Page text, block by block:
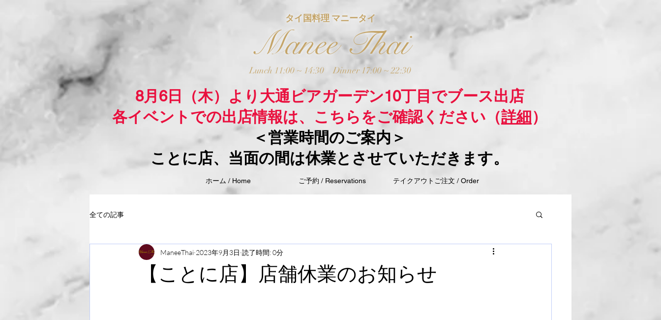
タイ国料理 マニータイ
Manee Thai
Lunch 11:00 ~ 14:30Dinner 17:00 ~ 22:30
8月6日（木）より大通ビアガーデン10丁目でブース出店
各イベントでの出店情報は、こちらをご確認ください（詳細）
＜営業時間のご案内＞
ことに店、当面の間は休業とさせていただきます。
ホーム / Home ご予約 / Reservations テイクアウトご注文 / Order
全ての記事
【ことに店】店舗休業のお知らせ
ManeeThai 2023年9月3日 読了時間: 0分